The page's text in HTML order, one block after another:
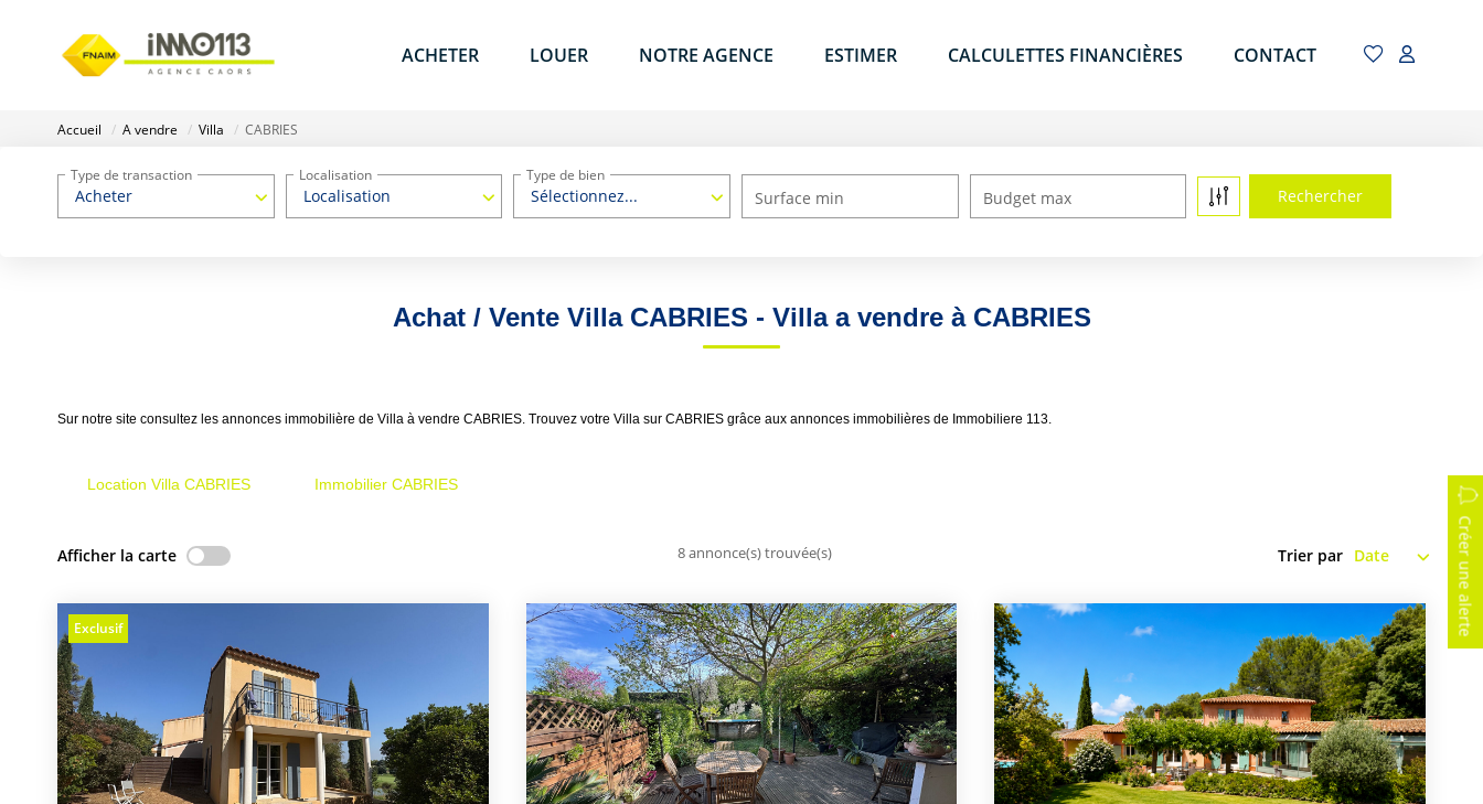
ACHETER LOUER NOTRE AGENCE ESTIMER CALCULETTES FINANCIÈRES CONTACT
Accueil A vendre Villa CABRIES
Acheter
Type de transaction
Localisation
Localisation
Sélectionnez...
Type de bien
Surface min Budget max
Achat / Vente Villa CABRIES - Villa a vendre à CABRIES
Sur notre site consultez les annonces immobilière de Villa à vendre CABRIES. Trouvez votre Villa sur CABRIES grâce aux annonces immobilières de Immobiliere 113.
Location Villa CABRIES Immobilier CABRIES
Créer une alerte
Afficher la carte 8 annonce(s) trouvée(s) Trier par
Exclusif